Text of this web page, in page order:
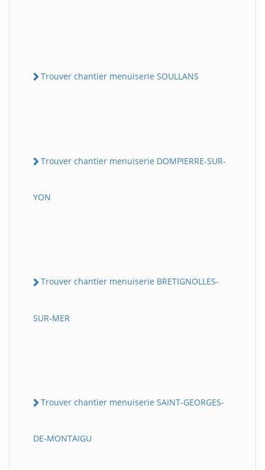
Trouver chantier menuiserie SOULLANS
Trouver chantier menuiserie DOMPIERRE-SUR-
YON
Trouver chantier menuiserie BRETIGNOLLES-
SUR-MER
Trouver chantier menuiserie SAINT-GEORGES-
DE-MONTAIGU